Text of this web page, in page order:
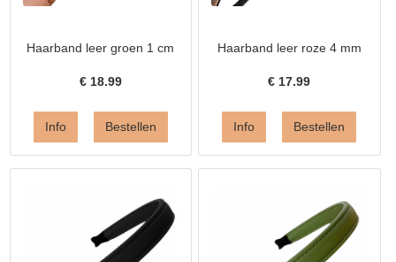
Haarband leer groen 1 cm
€ 18.99
Haarband leer roze 4 mm
€ 17.99